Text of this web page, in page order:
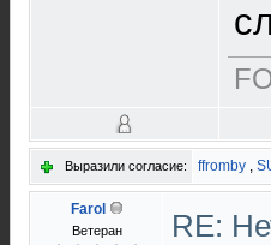
Выразили согласие: ffromby ,
Farol
Ветеран
RE: